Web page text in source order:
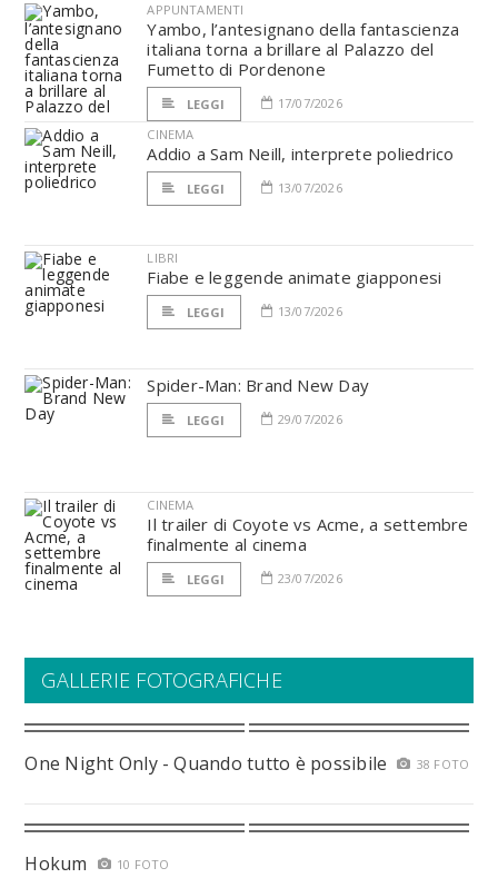
APPUNTAMENTI
Yambo, l’antesignano della fantascienza
italiana torna a brillare al Palazzo del
Fumetto di Pordenone
LEGGI
17/07/2026
CINEMA
Addio a Sam Neill, interprete poliedrico
LEGGI 13/07/2026
LIBRI
Fiabe e leggende animate giapponesi
LEGGI 13/07/2026
Spider-Man: Brand New Day
LEGGI 29/07/2026
CINEMA
Il trailer di Coyote vs Acme, a settembre
finalmente al cinema
LEGGI 23/07/2026
GALLERIE FOTOGRAFICHE
One Night Only - Quando tutto è possibile 38 FOTO
Hokum 10 FOTO